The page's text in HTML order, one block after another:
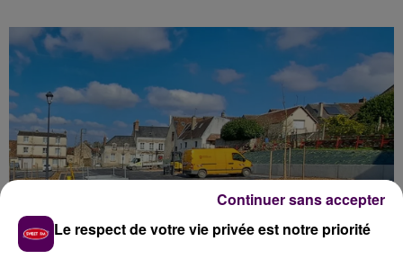
Le respect de votre vie privée est notre priorité
Continuer sans accepter